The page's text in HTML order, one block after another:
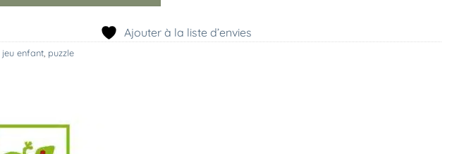
Ajouter à la liste d’envies
jeu enfant, puzzle